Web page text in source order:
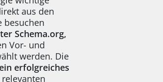
aus den
besuchen
Schema.org,
Vor- und
werden. Die
erfolgreiches